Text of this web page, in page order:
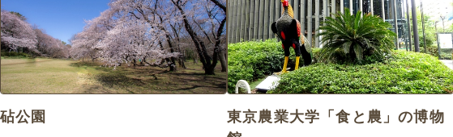
砧公園
東京農業大学「食と農」の博物